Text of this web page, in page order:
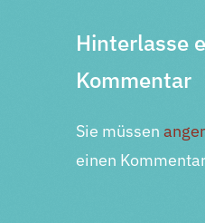
Hinterlasse
Kommentar
Sie müssen
einen